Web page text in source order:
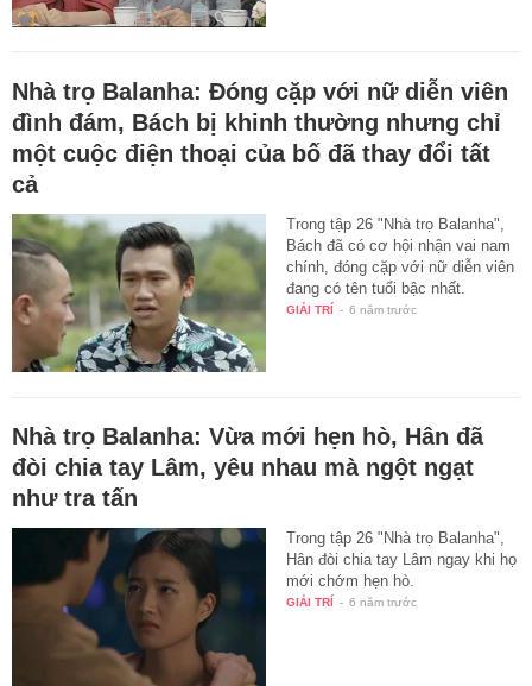
Nhà trọ Balanha: Đóng cặp với nữ diễn viên
đình đám, Bách bị khinh thường nhưng chỉ
một cuộc điện thoại của bố đã thay đổi tất
cả
Trong tập 26 "Nhà trọ Balanha",
Bách đã có cơ hội nhận vai nam
chính, đóng cặp với nữ diễn viên
đang có tên tuổi bậc nhất.
GIẢI TRÍ - 6 năm trước
Nhà trọ Balanha: Vừa mới hẹn hò, Hân đã
đòi chia tay Lâm, yêu nhau mà ngột ngạt
như tra tấn
Trong tập 26 "Nhà trọ Balanha",
Hân đòi chia tay Lâm ngay khi họ
mới chớm hẹn hò.
GIẢI TRÍ - 6 năm trước